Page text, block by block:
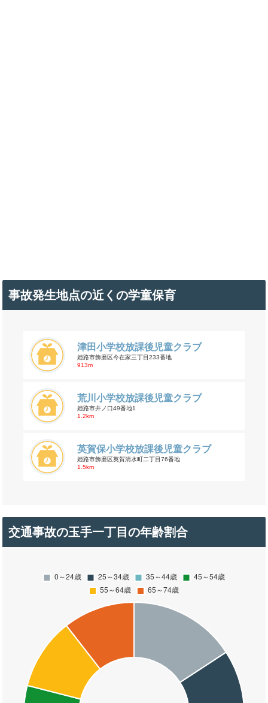
事故発生地点の近くの学童保育
津田小学校放課後児童クラブ
姫路市飾磨区今在家三丁目233番地
913m
荒川小学校放課後児童クラブ
姫路市井ノ口49番地1
1.2km
英賀保小学校放課後児童クラブ
姫路市飾磨区英賀清水町二丁目76番地
1.5km
交通事故の玉手一丁目の年齢割合